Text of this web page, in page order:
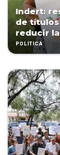
Indert:
de
reducir
POLÍTICA